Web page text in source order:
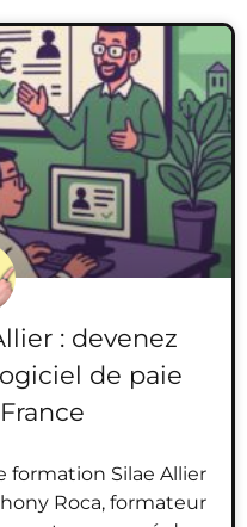
: devenez
de paie
formation Silae Allier
Roca, formateur